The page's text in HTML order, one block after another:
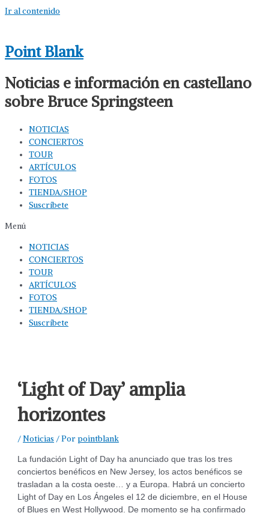
Ir al contenido
Point Blank
Noticias e información en castellano
sobre Bruce Springsteen
NOTICIAS
CONCIERTOS
TOUR
ARTÍCULOS
FOTOS
TIENDA/SHOP
Suscríbete
Menú
NOTICIAS
CONCIERTOS
TOUR
ARTÍCULOS
FOTOS
TIENDA/SHOP
Suscríbete
‘Light of Day’ amplia
horizontes
/Noticias / Porpointblank
La fundación Light of Day ha anunciado que tras los tres
conciertos benéficos en New Jersey, los actos benéficos se
trasladan a la costa oeste… y a Europa. Habrá un concierto
Light of Day en Los Ángeles el 12 de diciembre, en el House
of Blues en West Hollywood. De momento se ha confirmado